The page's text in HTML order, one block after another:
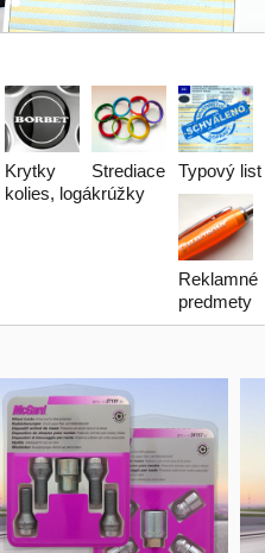
Krytky
kolies, logá
Strediace
krúžky
Typový list
Reklamné
predmety